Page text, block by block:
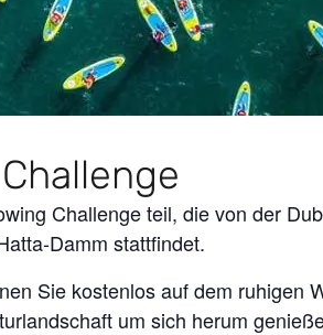
Challenge teil, die von der
Damm stattfindet.
Sie kostenlos auf dem ruhigen
um sich herum